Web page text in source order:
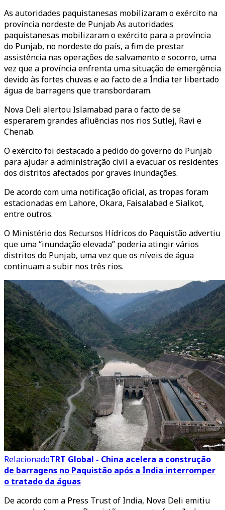
As autoridades paquistanesas mobilizaram o exército na
província nordeste de Punjab As autoridades
paquistanesas mobilizaram o exército para a província
do Punjab, no nordeste do país, a fim de prestar
assistência nas operações de salvamento e socorro, uma
vez que a província enfrenta uma situação de emergência
devido às fortes chuvas e ao facto de a Índia ter libertado
água de barragens que transbordaram.
Nova Deli alertou Islamabad para o facto de se
esperarem grandes afluências nos rios Sutlej, Ravi e
Chenab.
O exército foi destacado a pedido do governo do Punjab
para ajudar a administração civil a evacuar os residentes
dos distritos afectados por graves inundações.
De acordo com uma notificação oficial, as tropas foram
estacionadas em Lahore, Okara, Faisalabad e Sialkot,
entre outros.
O Ministério dos Recursos Hídricos do Paquistão advertiu
que uma “inundação elevada” poderia atingir vários
distritos do Punjab, uma vez que os níveis de água
continuam a subir nos três rios.
RelacionadoTRT Global - China acelera a construção
de barragens no Paquistão após a Índia interromper
o tratado da águas
De acordo com a Press Trust of India, Nova Deli emitiu